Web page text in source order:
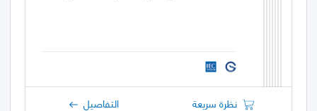
نظرة سريعة التفاصيل